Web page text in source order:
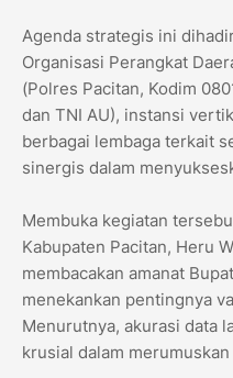
​Agenda strategis ini
Organisasi Perangkat
(Polres Pacitan, Kodim
dan TNI AU), instansi
berbagai lembaga terkait
sinergis dalam
​Membuka kegiatan
Kabupaten Pacitan, Heru
membacakan amanat
menekankan pentingnya
Menurutnya, akurasi data
krusial dalam